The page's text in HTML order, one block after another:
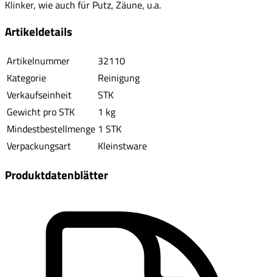
Klinker, wie auch für Putz, Zäune, u.a.
Artikeldetails
Artikelnummer
32110
Kategorie
Reinigung
Verkaufseinheit
STK
Gewicht pro STK
1 kg
Mindestbestellmenge 1 STK
Verpackungsart
Kleinstware
Produktdatenblätter